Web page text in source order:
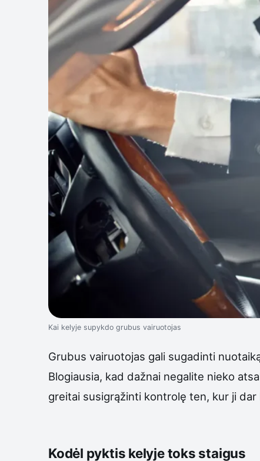
Kai kelyje supykdo grubus vairuotojas
Grubus vairuotojas gali sugadinti
Blogiausia, kad dažnai negalite nieko
greitai susigrąžinti kontrolę ten, kur ji dar
Kodėl pyktis kelyje toks staigus